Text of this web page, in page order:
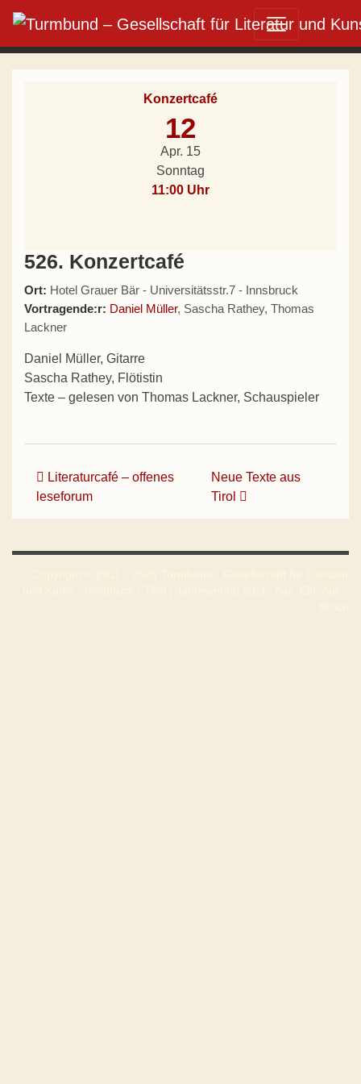
Hauptnavigation
Konzertcafé
12
Apr. 15
Sonntag
11:00 Uhr
526. Konzertcafé
Ort: Hotel Grauer Bär - Universitätsstr.7 - Innsbruck
Vortragende:r: Daniel Müller, Sascha Rathey, Thomas
Lackner
Daniel Müller, Gitarre
Sascha Rathey, Flötistin
Texte – gelesen von Thomas Lackner, Schauspieler
Beitrags-Navigation
Literaturcafé – offenes
leseforum
Neue Texte aus
Tirol